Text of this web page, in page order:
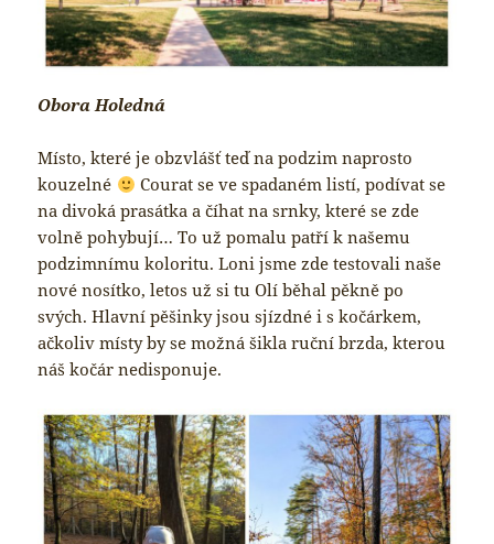
Obora Holedná
Místo, které je obzvlášť teď na podzim naprosto
kouzelné
Courat se ve spadaném listí, podívat se
na divoká prasátka a číhat na srnky, které se zde
volně pohybují… To už pomalu patří k našemu
podzimnímu koloritu. Loni jsme zde testovali naše
nové nosítko, letos už si tu Olí běhal pěkně po
svých. Hlavní pěšinky jsou sjízdné i s kočárkem,
ačkoliv místy by se možná šikla ruční brzda, kterou
náš kočár nedisponuje.